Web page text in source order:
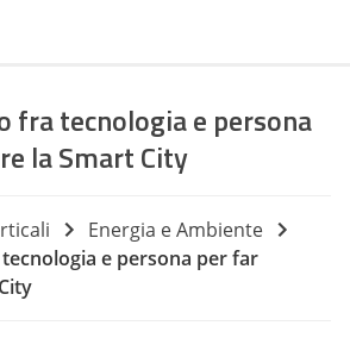
fra tecnologia e persona
la Smart City
Energia e Ambiente
e persona per far